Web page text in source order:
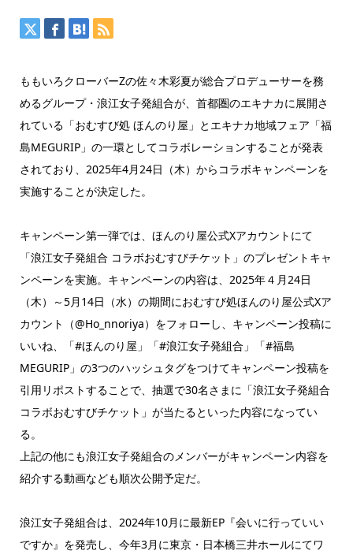
ももいろクローバーZの佐々木彩夏が総合プロデューサーを務
めるグループ・浪江女子発組合が、首都圏のエキナカに展開さ
れている「おむすび処 ほんのり屋」とエキナカ地域フェア「福
島MEGURIP」の一環としてコラボレーションすることが発表
されており、2025年4月24日（木）からコラボキャンペーンを
実施することが決定した。
キャンペーン第一弾では、ほんのり屋公式Xアカウントにて
「浪江女子発組合 コラボおむすびチケット」のプレゼントキャ
ンペーンを実施。キャンペーンの内容は、2025年４月24日
（木）～5月14日（水）の期間におむすび処ほんのり屋公式Xア
カウント（@Ho_nnoriya）をフォローし、キャンペーン投稿に
いいね、「#ほんのり屋」「#浪江女子発組合」「#福島
MEGURIP」の3つのハッシュタグをつけてキャンペーン投稿を
引用リポストすることで、抽選で30名さまに「浪江女子発組合
コラボおむすびチケット」が当たるといった内容になってい
る。
上記の他にも浪江女子発組合のメンバーがキャンペーン内容を
紹介する動画なども順次公開予定だ。
浪江女子発組合は、2024年10月に最新EP『会いに行っていい
ですか』を発売し、今年3月に東京・日本橋三井ホールにてワ